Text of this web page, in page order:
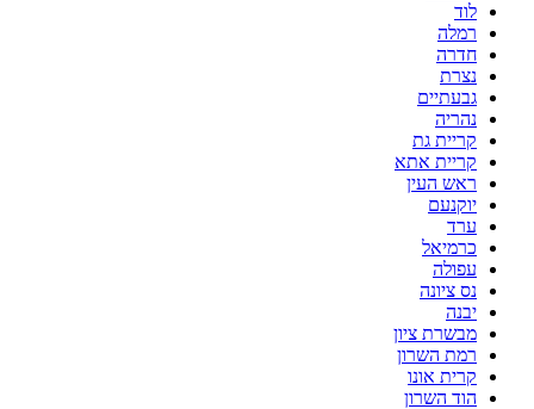
לוד
רמלה
חדרה
נצרת
גבעתיים
נהריה
קריית גת
קריית אתא
ראש העין
יוקנעם
ערד
כרמיאל
עפולה
נס ציונה
יבנה
מבשרת ציון
רמת השרון
קרית אונו
הוד השרון